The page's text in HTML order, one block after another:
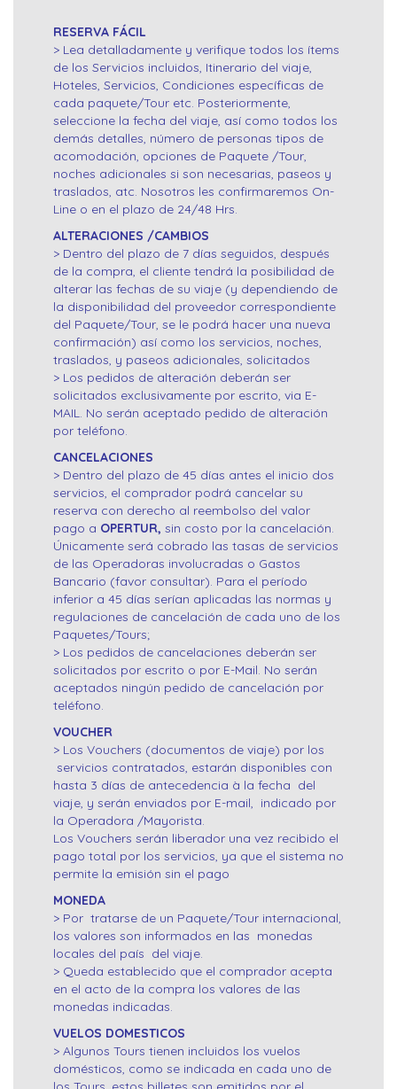
RESERVA FÁCIL
> Lea detalladamente y verifique todos los ítems
de los Servicios incluidos, Itinerario del viaje,
Hoteles, Servicios, Condiciones específicas de
cada paquete/Tour etc. Posteriormente,
seleccione la fecha del viaje, así como todos los
demás detalles, número de personas tipos de
acomodación, opciones de Paquete /Tour,
noches adicionales si son necesarias, paseos y
traslados, atc. Nosotros les confirmaremos On-
Line o en el plazo de 24/48 Hrs.
ALTERACIONES /CAMBIOS
> Dentro del plazo de 7 días seguidos, después
de la compra, el cliente tendrá la posibilidad de
alterar las fechas de su viaje (y dependiendo de
la disponibilidad del proveedor correspondiente
del Paquete/Tour, se le podrá hacer una nueva
confirmación) así como los servicios, noches,
traslados, y paseos adicionales, solicitados
> Los pedidos de alteración deberán ser
solicitados exclusivamente por escrito, via E-
MAIL. No serán aceptado pedido de alteración
por teléfono.
CANCELACIONES
> Dentro del plazo de 45 días antes el inicio dos
servicios, el comprador podrá cancelar su
reserva con derecho al reembolso del valor
pago a OPERTUR, sin costo por la cancelación.
Únicamente será cobrado las tasas de servicios
de las Operadoras involucradas o Gastos
Bancario (favor consultar). Para el período
inferior a 45 días serían aplicadas las normas y
regulaciones de cancelación de cada uno de los
Paquetes/Tours;
> Los pedidos de cancelaciones deberán ser
solicitados por escrito o por E-Mail. No serán
aceptados ningún pedido de cancelación por
teléfono.
VOUCHER
> Los Vouchers (documentos de viaje) por los
servicios contratados, estarán disponibles con
hasta 3 días de antecedencia à la fecha del
viaje, y serán enviados por E-mail, indicado por
la Operadora /Mayorista.
Los Vouchers serán liberador una vez recibido el
pago total por los servicios, ya que el sistema no
permite la emisión sin el pago
MONEDA
> Por tratarse de un Paquete/Tour internacional,
los valores son informados en las monedas
locales del país del viaje.
> Queda establecido que el comprador acepta
en el acto de la compra los valores de las
monedas indicadas.
VUELOS DOMESTICOS
> Algunos Tours tienen incluidos los vuelos
domésticos, como se indicada en cada uno de